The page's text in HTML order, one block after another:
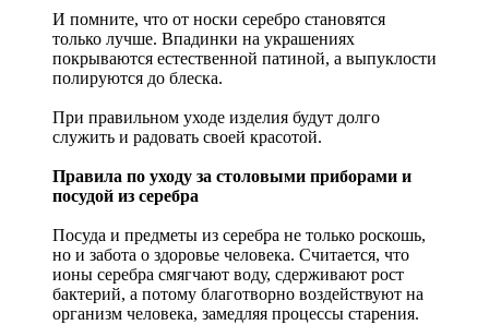
И помните, что от носки серебро становятся
только лучше. Впадинки на украшениях
покрываются естественной патиной, а выпуклости
полируются до блеска.
При правильном уходе изделия будут долго
служить и радовать своей красотой.
Правила по уходу за столовыми приборами и
посудой из серебра
Посуда и предметы из серебра не только роскошь,
но и забота о здоровье человека. Считается, что
ионы серебра смягчают воду, сдерживают рост
бактерий, а потому благотворно воздействуют на
организм человека, замедляя процессы старения.